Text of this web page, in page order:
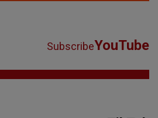
SubscribeYouTube